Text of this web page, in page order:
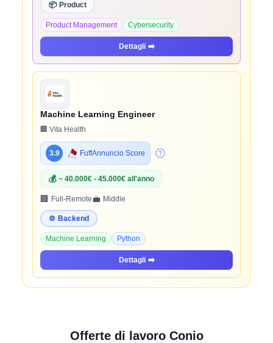
📦 Product
Product Management Cybersecurity
Dettagli ➡️
Machine Learning Engineer
🏢 Vita Health
3.9 FuffAnnuncio Score
💰 ~ 40.000€ - 45.000€ all'anno
🏢 Full-Remote💼 Middle
⚙️ Backend
Machine Learning Python
Dettagli ➡️
Offerte di lavoro Conio